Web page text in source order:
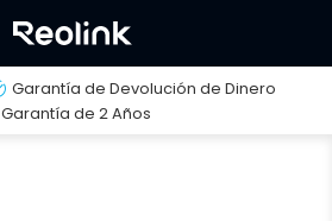
Garantía de Devolución de Dinero
Garantía de 2 Años